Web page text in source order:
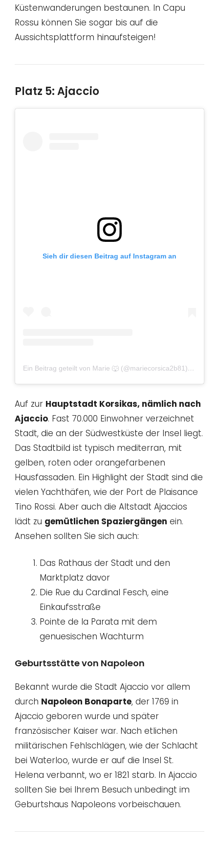
Küstenwanderungen bestaunen. In Capu
Rossu können Sie sogar bis auf die
Aussichtsplattform hinaufsteigen!
Platz 5: Ajaccio
Sieh dir diesen Beitrag auf Instagram an
Ein Beitrag geteilt von Marie 🐺 (@mariecorsica2b81)
am
Auf zur Hauptstadt Korsikas, nämlich nach
Ajaccio. Fast 70.000 Einwohner verzeichnet
Stadt, die an der Südwestküste der Insel liegt.
Das Stadtbild ist typisch mediterran, mit
gelben, roten oder orangefarbenen
Hausfassaden. Ein Highlight der Stadt sind die
vielen Yachthäfen, wie der Port de Plaisance
Tino Rossi. Aber auch die Altstadt Ajaccios
lädt zu gemütlichen Spaziergängen ein.
Ansehen sollten Sie sich auch:
Das Rathaus der Stadt und den
Marktplatz davor
Die Rue du Cardinal Fesch, eine
Einkaufsstraße
Pointe de la Parata mit dem
genuesischen Wachturm
Geburtsstätte von Napoleon
Bekannt wurde die Stadt Ajaccio vor allem
durch Napoleon Bonaparte, der 1769 in
Ajaccio geboren wurde und später
französischer Kaiser war. Nach etlichen
militärischen Fehlschlägen, wie der Schlacht
bei Waterloo, wurde er auf die Insel St.
Helena verbannt, wo er 1821 starb. In Ajaccio
sollten Sie bei Ihrem Besuch unbedingt im
Geburtshaus Napoleons vorbeischauen.